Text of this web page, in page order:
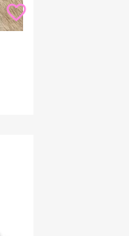
favorite_border